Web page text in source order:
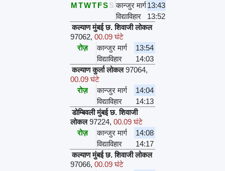
MTWT FS S कान्जुर मार्ग 13:43
विद्याविहार
13:52
कल्याण मुंबई छ. शिवाजी लोकल
97062, 00.09 घंटे
रोज़
कान्जुर मार्ग
13:54
विद्याविहार
14:03
कल्याण कुर्ला लोकल 97064,
00.09 घंटे
रोज़
कान्जुर मार्ग
14:04
विद्याविहार
14:13
डोम्बिवली मुंबई छ. शिवाजी
लोकल 97224, 00.09 घंटे
रोज़
कान्जुर मार्ग
14:08
विद्याविहार
14:17
कल्याण मुंबई छ. शिवाजी लोकल
97066, 00.09 घंटे